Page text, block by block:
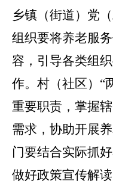
乡镇（街道）党
组织要将养老服
容，引导各类组
作。村（社区） “
重要职责，掌握
需求，协助开展
门要结合实际抓
做好政策宣传解